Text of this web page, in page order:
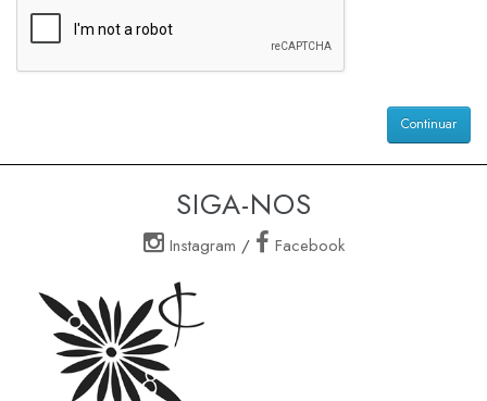
Continuar
SIGA-NOS
Instagram / Facebook